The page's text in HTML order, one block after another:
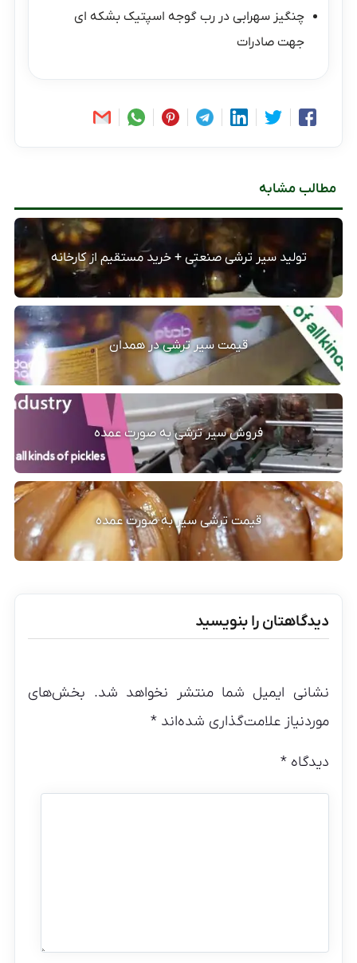
چنگیز سهرابی دررب گوجه اسپتیک بشکه ای
جهت صادرات
مطالب مشابه
تولید سیر ترشی صنعتی + خرید مستقیم از کارخانه
قیمت سیر ترشی در همدان
فروش سیر ترشی به صورت عمده
قیمت ترشی سیر به صورت عمده
دیدگاهتان را بنویسید
نشانی ایمیل شما منتشر نخواهد شد. بخش‌های
موردنیاز علامت‌گذاری شده‌اند*
دیدگاه*